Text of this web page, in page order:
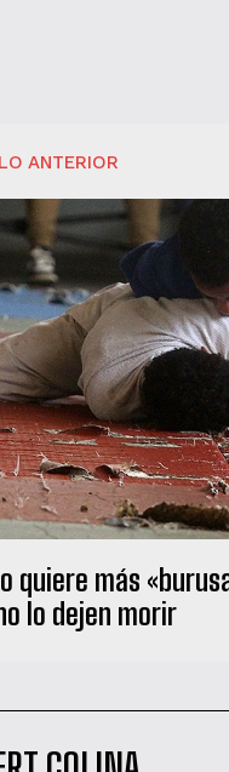
ANTERIOR
quiere más
lo dejen morir